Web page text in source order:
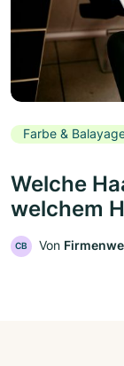
Farbe &
Welche
welchem
CB Von